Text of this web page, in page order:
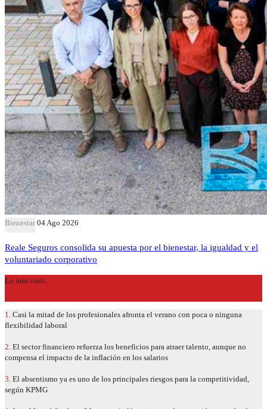
Bienestar 04 Ago 2026
Reale Seguros consolida su apuesta por el bienestar, la igualdad y el
voluntariado corporativo
Lo más visto…
1. Casi la mitad de los profesionales afronta el verano con poca o ninguna
flexibilidad laboral
2. El sector financiero refuerza los beneficios para atraer talento, aunque no
compensa el impacto de la inflación en los salarios
3. El absentismo ya es uno de los principales riesgos para la competitividad,
según KPMG